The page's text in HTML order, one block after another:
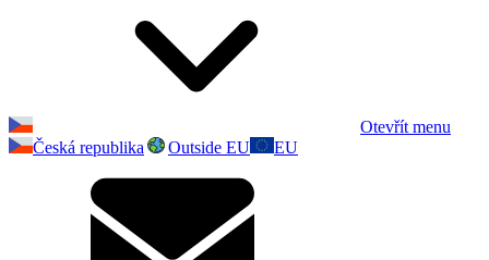
Otevřít menu
Česká republika
Outside EU EU